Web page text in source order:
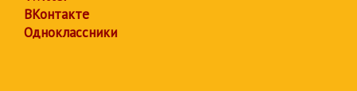
ВКонтакте
Одноклассники